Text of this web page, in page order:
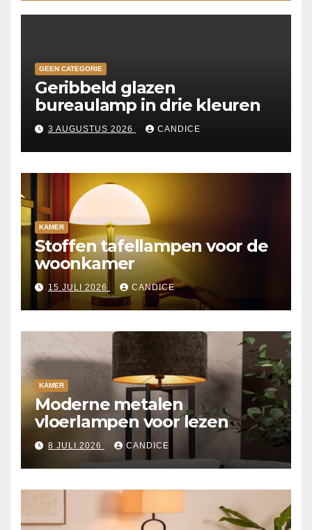
GEEN CATEGORIE
Geribbeld glazen
bureaulamp in drie kleuren
3 AUGUSTUS 2026 CANDICE
KAMER
Stoffen tafellampen voor de
woonkamer
15 JULI 2026 CANDICE
KAMER
Moderne metalen
vloerlampen voor lezen
8 JULI 2026 CANDICE